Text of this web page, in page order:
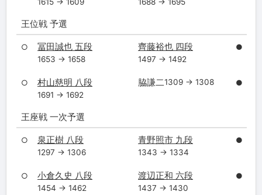
王位戦 予選
○ 冨田誠也 五段
1653 → 1658
齊藤裕也 四段
1497 → 1492
●
○ 村山慈明 八段
1691 → 1692
脇謙二1309 → 1308 ●
王座戦 一次予選
○ 泉正樹 八段
1297 → 1306
青野照市 九段
1343 → 1334
●
○ 小倉久史 八段
1454 → 1462
渡辺正和 六段
1437 → 1430
●